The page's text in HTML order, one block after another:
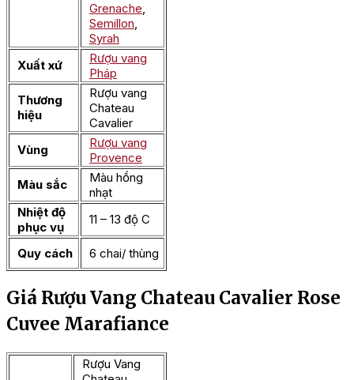
Grenache
Semillon
Syrah
Xuất xứ
Rượu vang
Pháp
Thương
hiệu
Rượu vang
Chateau
Cavalier
Vùng
Rượu vang
Provence
Màu sắc
Màu hồng
nhạt
Nhiệt độ
phục vụ
11 – 13 độ C
Quy cách 6 chai/ thùng
Giá Rượu Vang Chateau Cavalier Rose
Cuvee Marafiance
Rượu Vang